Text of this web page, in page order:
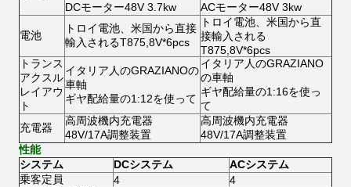
DCモーター48V 3.7kw
ACモーター48V 3kw
電池
トロイ電池、米国から直接
輸入されるT875,8V*6pcs
トロイ電池、米国から直
接輸入される
T875,8V*6pcs
トランス
アクスル
レイアウ
ト
イタリア人のGRAZIANOの
車軸
ギヤ配給量の1:12を使って
イタリア人のGRAZIANO
の車軸
ギヤ配給量の1:16を使っ
て
充電器
高周波機内充電器
48V/17A調整装置
高周波機内充電器
48V/17A調整装置
性能
システム
DCシステム
ACシステム
乗客定員
4
4